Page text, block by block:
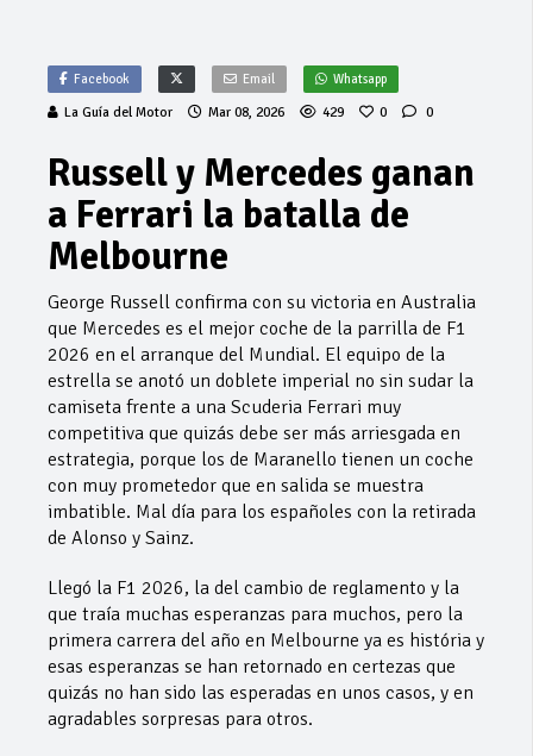
Facebook Email Whatsapp
La Guía del Motor Mar 08, 2026 429 0 0
Russell y Mercedes ganan
a Ferrari la batalla de
Melbourne
George Russell confirma con su victoria en Australia
que Mercedes es el mejor coche de la parrilla de F1
2026 en el arranque del Mundial. El equipo de la
estrella se anotó un doblete imperial no sin sudar la
camiseta frente a una Scuderia Ferrari muy
competitiva que quizás debe ser más arriesgada en
estrategia, porque los de Maranello tienen un coche
con muy prometedor que en salida se muestra
imbatible. Mal día para los españoles con la retirada
de Alonso y Sainz.
Llegó la F1 2026, la del cambio de reglamento y la
que traía muchas esperanzas para muchos, pero la
primera carrera del año en Melbourne ya es história y
esas esperanzas se han retornado en certezas que
quizás no han sido las esperadas en unos casos, y en
agradables sorpresas para otros.